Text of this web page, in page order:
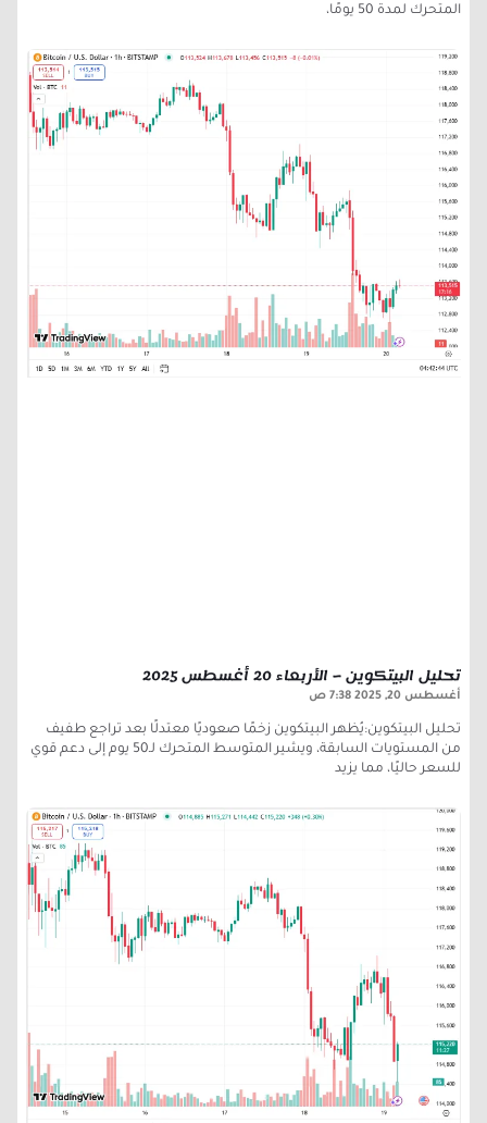
المتحرك لمدة 50 يومًا،
تحليل البيتكوين – الأربعاء 20 أغسطس 2025
أغسطس 20, 2025 7:38 ص
تحليل البيتكوين:يُظهر البيتكوين زخمًا صعوديًا معتدلًا بعد تراجع طفيف
من المستويات السابقة، ويشير المتوسط المتحرك لـ50 يوم إلى دعم قوي
للسعر حاليًا، مما يزيد